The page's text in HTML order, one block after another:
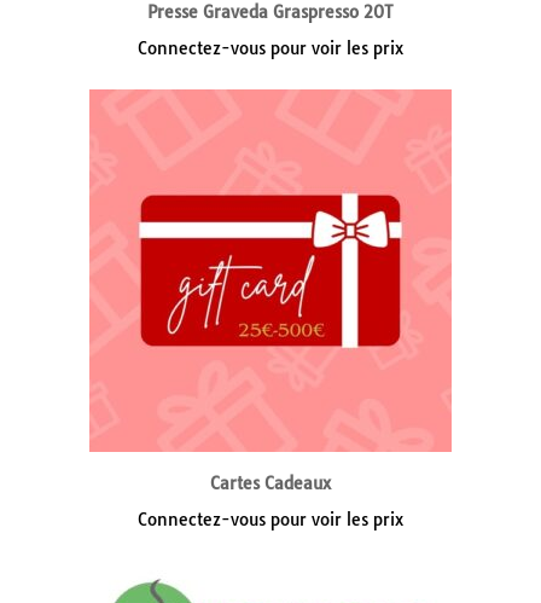
Presse Graveda Graspresso 20T
Connectez-vous pour voir les prix
Cartes Cadeaux
Connectez-vous pour voir les prix